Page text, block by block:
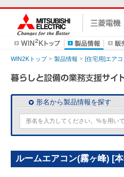
WIN2Kトップ 製品情報 [住宅用]エア
形名から製品情報を探す
ルームエアコン(霧ヶ峰) [